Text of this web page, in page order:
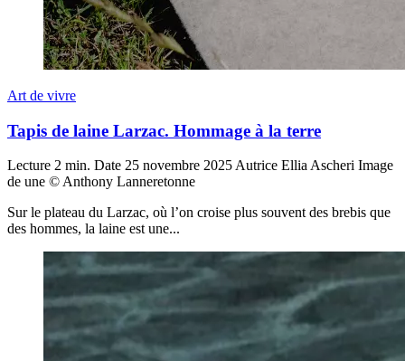
Art de vivre
Tapis de laine Larzac. Hommage à la terre
Lecture 2 min. Date 25 novembre 2025 Autrice Ellia Ascheri Image
de une © Anthony Lanneretonne
Sur le plateau du Larzac, où l’on croise plus souvent des brebis que
des hommes, la laine est une...